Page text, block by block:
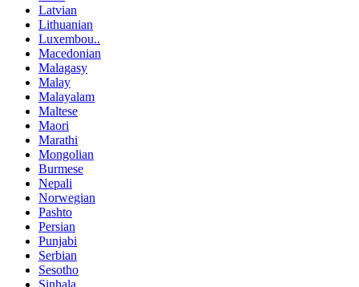
Latvian
Lithuanian
Luxembou..
Macedonian
Malagasy
Malay
Malayalam
Maltese
Maori
Marathi
Mongolian
Burmese
Nepali
Norwegian
Pashto
Persian
Punjabi
Serbian
Sesotho
Sinhala